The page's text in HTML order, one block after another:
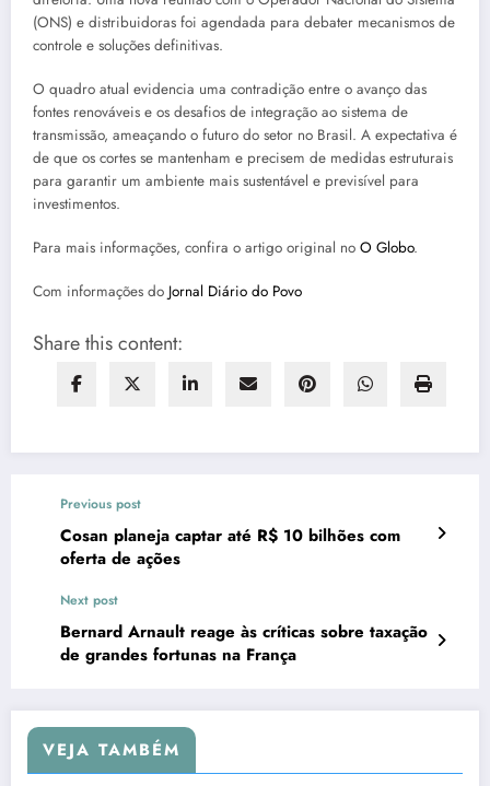
(ONS) e distribuidoras foi agendada para debater mecanismos de
controle e soluções definitivas.
O quadro atual evidencia uma contradição entre o avanço das
fontes renováveis e os desafios de integração ao sistema de
transmissão, ameaçando o futuro do setor no Brasil. A expectativa é
de que os cortes se mantenham e precisem de medidas estruturais
para garantir um ambiente mais sustentável e previsível para
investimentos.
Para mais informações, confira o artigo original no O Globo.
Com informações do Jornal Diário do Povo
Share this content:
Previous post
Cosan planeja captar até R$ 10 bilhões com
oferta de ações
Next post
Bernard Arnault reage às críticas sobre taxação
de grandes fortunas na França
VEJA TAMBÉM